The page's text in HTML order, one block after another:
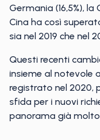
Germania (16,5%), la
Cina ha così
sia nel 2019 che nel
Questi recenti
insieme al notevole
registrato nel 2020,
sfida per i nuovi
panorama già